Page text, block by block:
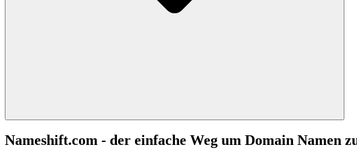
Nameshift.com - der einfache Weg um Domain Namen